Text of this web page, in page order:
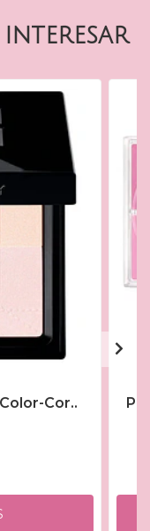
interesar
Cor..